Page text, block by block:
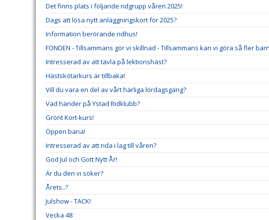
Det finns plats i följande ridgrupp våren 2025!
Dags att lösa nytt anläggningskort för 2025?
Information berörande ridhus!
FONDEN - Tillsammans gör vi skillnad - Tillsammans kan vi göra så fler
Intresserad av att tävla på lektionshäst?
Hästskötarkurs är tillbaka!
Vill du vara en del av vårt härliga lördagsgäng?
Vad händer på Ystad Ridklubb?
Grönt Kort-kurs!
Öppen bana!
Intresserad av att rida i lag till våren?
God Jul och Gott Nytt År!
Är du den vi söker?
Årets..?
Julshow - TACK!
Vecka 48